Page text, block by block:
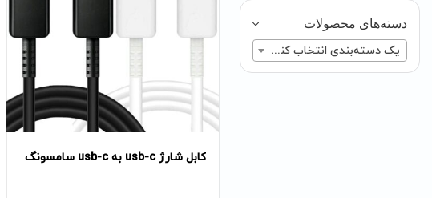
دسته‌های محصولات
یک دسته‌بندی انتخاب کنید
کابل شارژ usb-c به usb-c سامسونگ